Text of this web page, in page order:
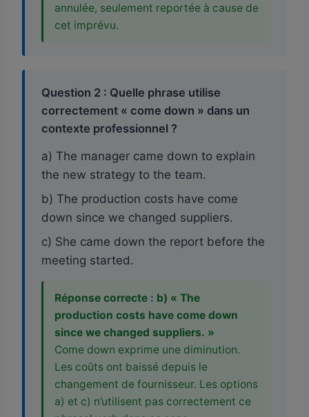
annulée, seulement reportée à cause de
cet imprévu.
Question 2 : Quelle phrase utilise
correctement « come down » dans un
contexte professionnel ?
a) The manager came down to explain
the new strategy to the team.
b) The production costs have come
down since we changed suppliers.
c) She came down the report before the
meeting started.
Réponse correcte : b) « The
production costs have come down
since we changed suppliers. »
Come down exprime une diminution.
Les coûts ont baissé depuis le
changement de fournisseur. Les options
a) et c) n’utilisent pas correctement ce